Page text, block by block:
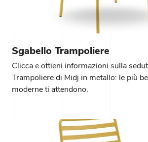
Sgabello Trampoliere
Clicca e ottieni informazioni sulla
Trampoliere di Midj in metallo: le più
moderne ti attendono.